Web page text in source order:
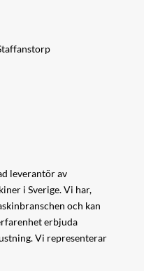
leverantör av
i Sverige. Vi har,
och kan
erbjuda
Vi representerar